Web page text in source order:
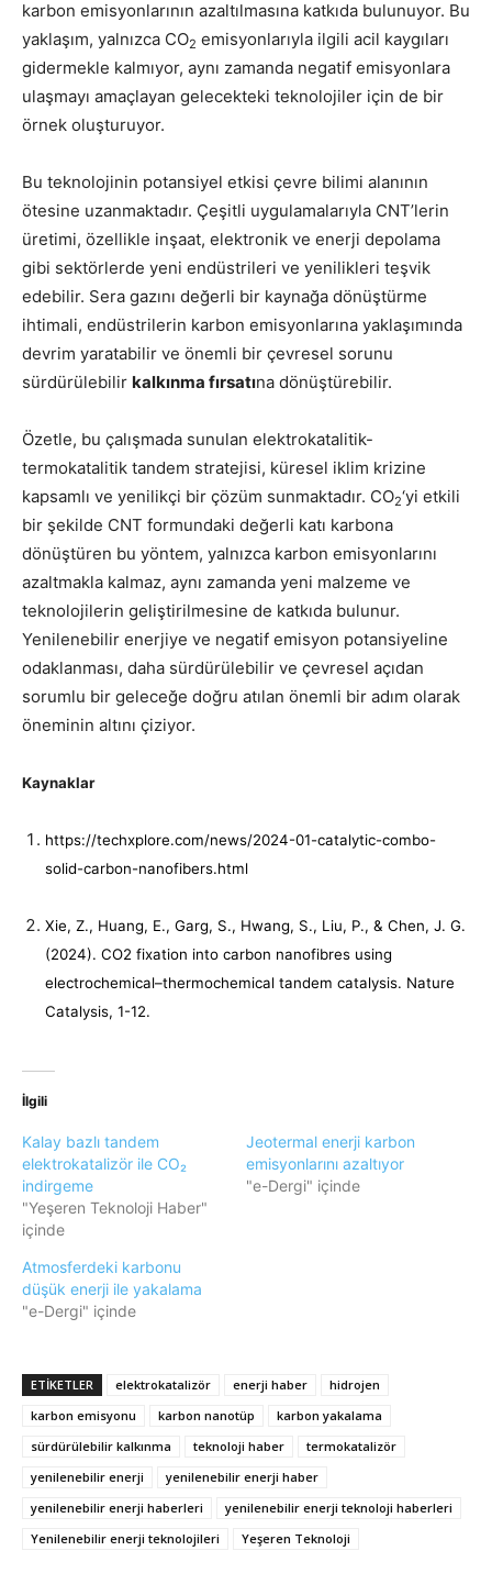
karbon emisyonlarının azaltılmasına katkıda bulunuyor. Bu
yaklaşım, yalnızca CO2 emisyonlarıyla ilgili acil kaygıları
gidermekle kalmıyor, aynı zamanda negatif emisyonlara
ulaşmayı amaçlayan gelecekteki teknolojiler için de bir
örnek oluşturuyor.
Bu teknolojinin potansiyel etkisi çevre bilimi alanının
ötesine uzanmaktadır. Çeşitli uygulamalarıyla CNT’lerin
üretimi, özellikle inşaat, elektronik ve enerji depolama
gibi sektörlerde yeni endüstrileri ve yenilikleri teşvik
edebilir. Sera gazını değerli bir kaynağa dönüştürme
ihtimali, endüstrilerin karbon emisyonlarına yaklaşımında
devrim yaratabilir ve önemli bir çevresel sorunu
sürdürülebilir kalkınma fırsatına dönüştürebilir.
Özetle, bu çalışmada sunulan elektrokatalitik-
termokatalitik tandem stratejisi, küresel iklim krizine
kapsamlı ve yenilikçi bir çözüm sunmaktadır. CO2‘yi etkili
bir şekilde CNT formundaki değerli katı karbona
dönüştüren bu yöntem, yalnızca karbon emisyonlarını
azaltmakla kalmaz, aynı zamanda yeni malzeme ve
teknolojilerin geliştirilmesine de katkıda bulunur.
Yenilenebilir enerjiye ve negatif emisyon potansiyeline
odaklanması, daha sürdürülebilir ve çevresel açıdan
sorumlu bir geleceğe doğru atılan önemli bir adım olarak
öneminin altını çiziyor.
Kaynaklar
https://techxplore.com/news/2024-01-catalytic-combo-
solid-carbon-nanofibers.html
Xie, Z., Huang, E., Garg, S., Hwang, S., Liu, P., & Chen, J. G.
(2024). CO2 fixation into carbon nanofibres using
electrochemical–thermochemical tandem catalysis. Nature
Catalysis, 1-12.
İlgili
Kalay bazlı tandem
elektrokatalizör ile CO₂
indirgeme
"Yeşeren Teknoloji Haber"
içinde
Jeotermal enerji karbon
emisyonlarını azaltıyor
"e-Dergi" içinde
Atmosferdeki karbonu
düşük enerji ile yakalama
"e-Dergi" içinde
ETIKETLER elektrokatalizör enerji haber
hidrojen
karbon emisyonu
karbon nanotüp
karbon yakalama
sürdürülebilir kalkınma
teknoloji haber
termokatalizör
yenilenebilir enerji
yenilenebilir enerji haber
yenilenebilir enerji haberleri
yenilenebilir enerji teknoloji haberleri
Yenilenebilir enerji teknolojileri
Yeşeren Teknoloji